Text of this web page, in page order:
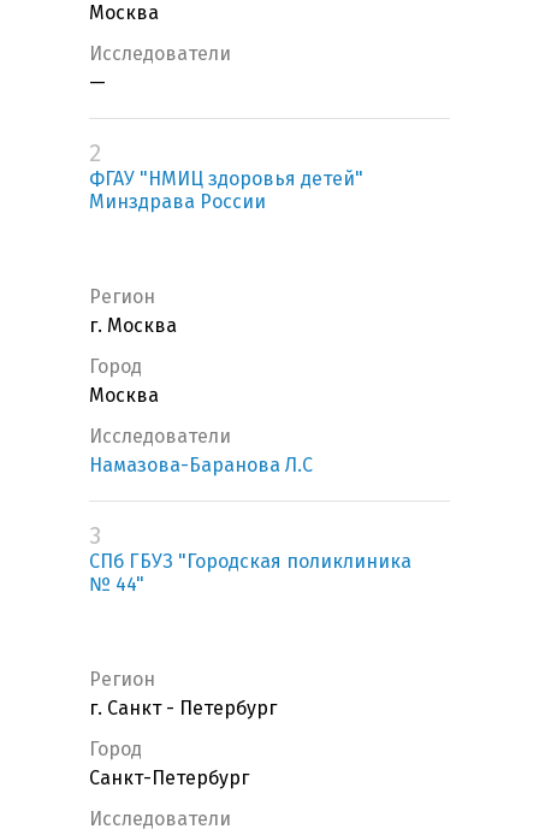
Москва
Исследователи
—
2
ФГАУ "НМИЦ здоровья детей"
Минздрава России
Регион
г. Москва
Город
Москва
Исследователи
Намазова-Баранова Л.С
3
СПб ГБУЗ "Городская поликлиника
№ 44"
Регион
г. Санкт - Петербург
Город
Санкт-Петербург
Исследователи